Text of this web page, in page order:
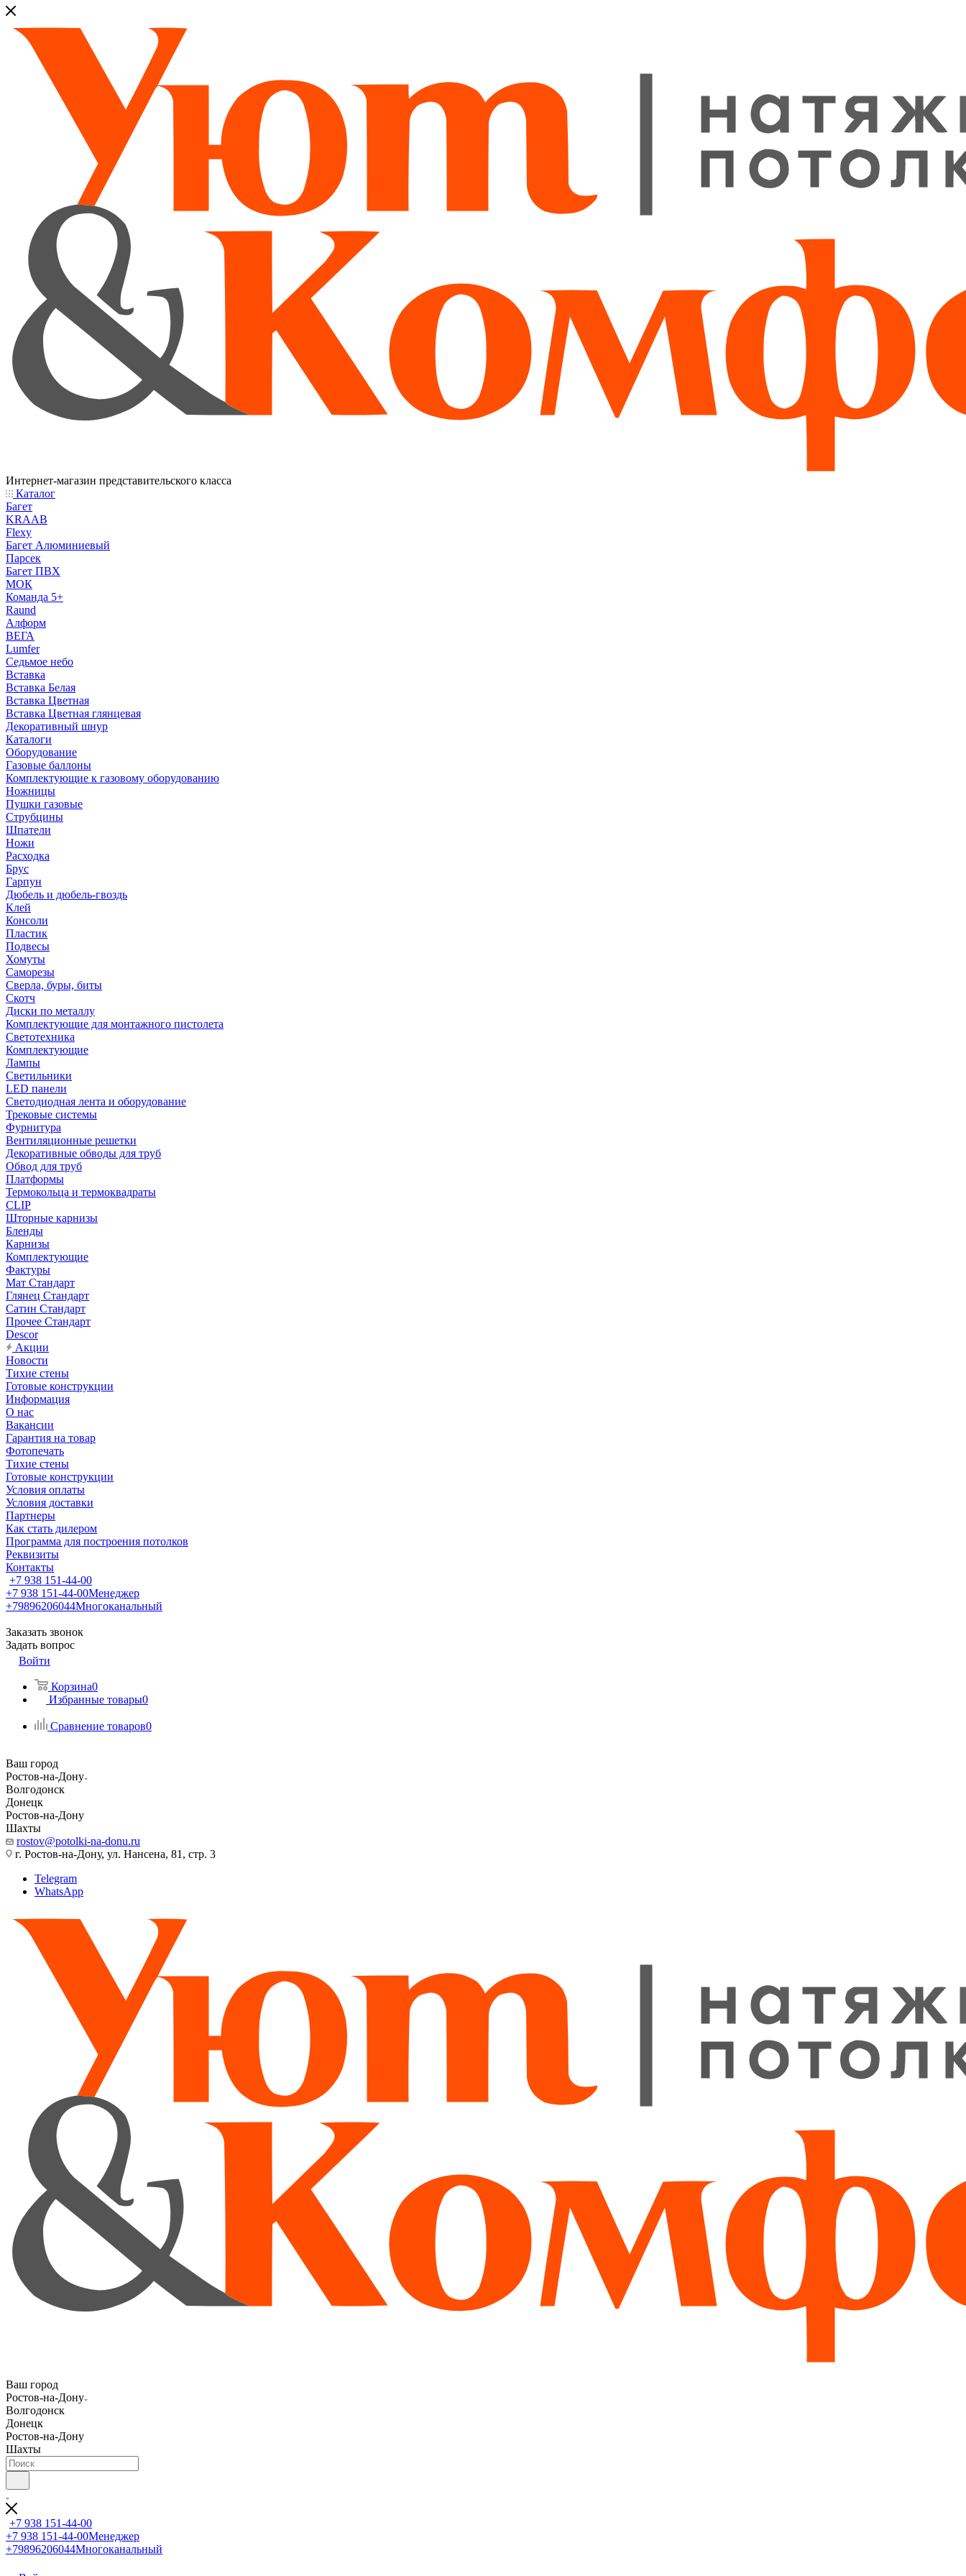
Интернет-магазин представительского класса
Каталог
Багет
KRAAB
Flexy
Багет Алюминиевый
Парсек
Багет ПВХ
МОК
Команда 5+
Raund
Алформ
ВЕГА
Lumfer
Седьмое небо
Вставка
Вставка Белая
Вставка Цветная
Вставка Цветная глянцевая
Декоративный шнур
Каталоги
Оборудование
Газовые баллоны
Комплектующие к газовому оборудованию
Ножницы
Пушки газовые
Струбцины
Шпатели
Ножи
Расходка
Брус
Гарпун
Дюбель и дюбель-гвоздь
Клей
Консоли
Пластик
Подвесы
Хомуты
Саморезы
Сверла, буры, биты
Скотч
Диски по металлу
Комплектующие для монтажного пистолета
Светотехника
Комплектующие
Лампы
Светильники
LED панели
Светодиодная лента и оборудование
Трековые системы
Фурнитура
Вентиляционные решетки
Декоративные обводы для труб
Обвод для труб
Платформы
Термокольца и термоквадраты
CLIP
Шторные карнизы
Бленды
Карнизы
Комплектующие
Фактуры
Мат Стандарт
Глянец Стандарт
Сатин Стандарт
Прочее Стандарт
Descor
Акции
Новости
Тихие стены
Готовые конструкции
Информация
О нас
Вакансии
Гарантия на товар
Фотопечать
Тихие стены
Готовые конструкции
Условия оплаты
Условия доставки
Партнеры
Как стать дилером
Программа для построения потолков
Реквизиты
Контакты
+7 938 151-44-00
+7 938 151-44-00Менеджер
+79896206044Многоканальный
Заказать звонок
Задать вопрос
Войти
Корзина0
Избранные товары0
Сравнение товаров0
Ваш город
Ростов-на-Дону
Волгодонск
Донецк
Ростов-на-Дону
Шахты
rostov@potolki-na-donu.ru
г. Ростов-на-Дону, ул. Нансена, 81, стр. 3
Telegram
WhatsApp
Ваш город
Ростов-на-Дону
Волгодонск
Донецк
Ростов-на-Дону
Шахты
+7 938 151-44-00
+7 938 151-44-00Менеджер
+79896206044Многоканальный